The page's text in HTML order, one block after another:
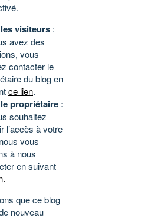
visiteurs :
avez des
vous
contacter le
du blog en
ce lien.
propriétaire :
souhaitez
l’accès à votre
vous
à nous
en suivant
.
que ce blog
nouveau